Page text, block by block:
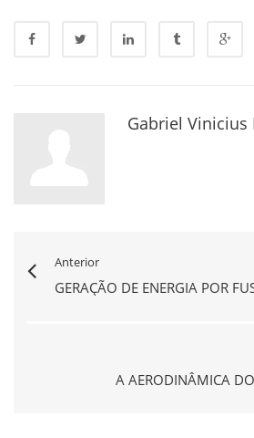
Gabriel Vinicius
Anterior
GERAÇÃO DE ENERGIA POR
A AERODINÂMICA